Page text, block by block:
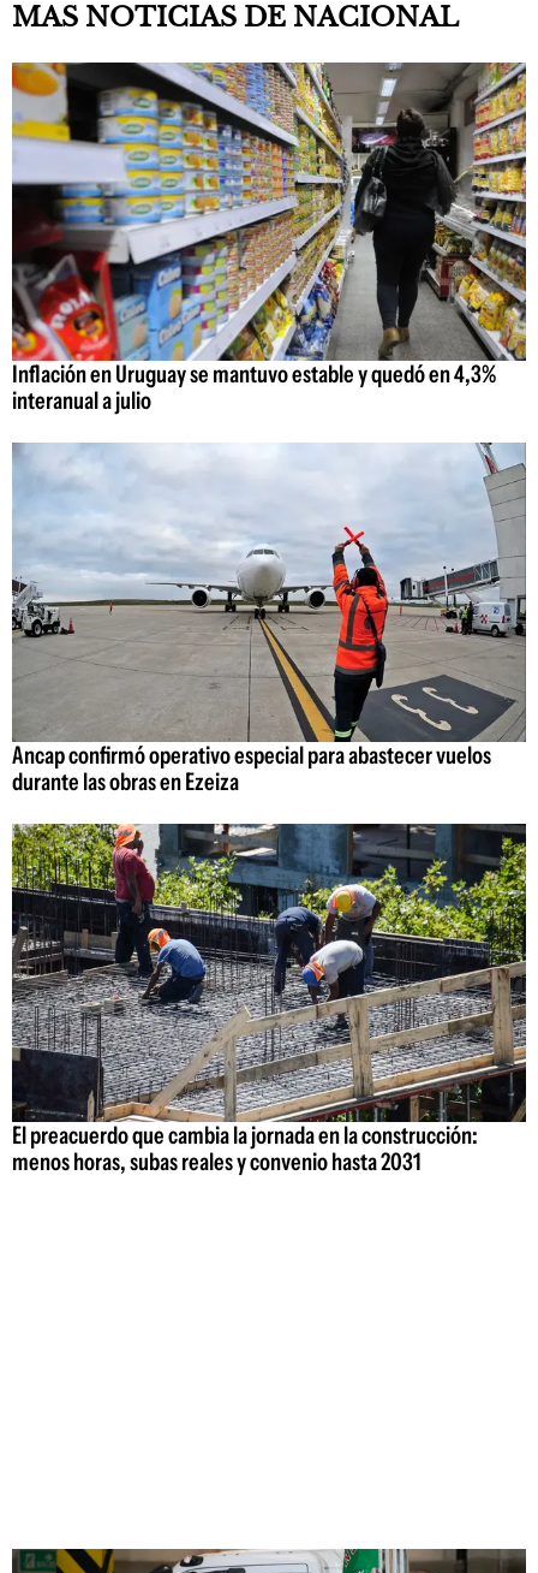
MAS NOTICIAS DE NACIONAL
Inflación en Uruguay se mantuvo estable y quedó en 4,3%
interanual a julio
Ancap confirmó operativo especial para abastecer vuelos
durante las obras en Ezeiza
El preacuerdo que cambia la jornada en la construcción:
menos horas, subas reales y convenio hasta 2031